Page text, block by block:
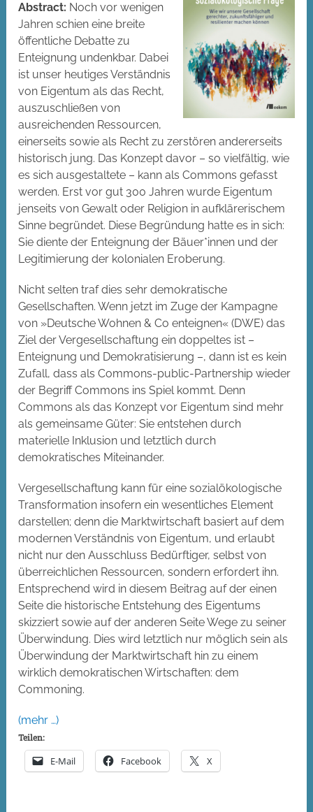
Abstract: Noch vor wenigen
Jahren schien eine breite
öffentliche Debatte zu
Enteignung undenkbar. Dabei
ist unser heutiges Verständnis
von Eigentum als das Recht,
auszuschließen von
ausreichenden Ressourcen,
einerseits sowie als Recht zu zerstören andererseits
historisch jung. Das Konzept davor – so vielfältig, wie
es sich ausgestaltete – kann als Commons gefasst
werden. Erst vor gut 300 Jahren wurde Eigentum
jenseits von Gewalt oder Religion in aufklärerischem
Sinne begründet. Diese Begründung hatte es in sich:
Sie diente der Enteignung der Bäuer*innen und der
Legitimierung der kolonialen Eroberung.
Nicht selten traf dies sehr demokratische
Gesellschaften. Wenn jetzt im Zuge der Kampagne
von »Deutsche Wohnen & Co enteignen« (DWE) das
Ziel der Vergesellschaftung ein doppeltes ist –
Enteignung und Demokratisierung –, dann ist es kein
Zufall, dass als Commons-public-Partnership wieder
der Begriff Commons ins Spiel kommt. Denn
Commons als das Konzept vor Eigentum sind mehr
als gemeinsame Güter: Sie entstehen durch
materielle Inklusion und letztlich durch
demokratisches Miteinander.
Vergesellschaftung kann für eine sozialökologische
Transformation insofern ein wesentliches Element
darstellen; denn die Marktwirtschaft basiert auf dem
modernen Verständnis von Eigentum, und erlaubt
nicht nur den Ausschluss Bedürftiger, selbst von
überreichlichen Ressourcen, sondern erfordert ihn.
Entsprechend wird in diesem Beitrag auf der einen
Seite die historische Entstehung des Eigentums
skizziert sowie auf der anderen Seite Wege zu seiner
Überwindung. Dies wird letztlich nur möglich sein als
Überwindung der Marktwirtschaft hin zu einem
wirklich demokratischen Wirtschaften: dem
Commoning.
(mehr …)
Teilen:
E-Mail Facebook X